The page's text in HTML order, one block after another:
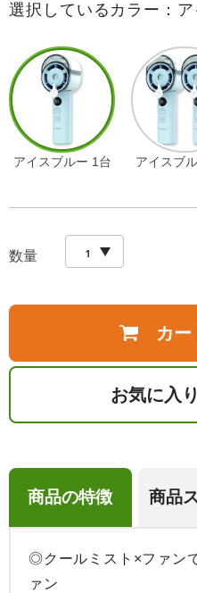
選択しているカラー：
アイスブルー 1台 アイスブ
数量
カー
お気に入
商品の特徴 商品
◎クールミスト×ファン
ァン